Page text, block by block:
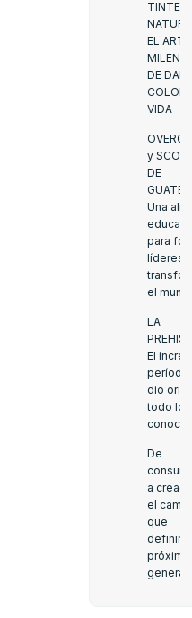
TINTES
EL ARTE
DE DAR
COLOR
VIDA
y
DE
Una
educativa
para
líderes
el mundo
LA
El
período
dio
todo lo
De
a
el cambio
que
definirá
próxima